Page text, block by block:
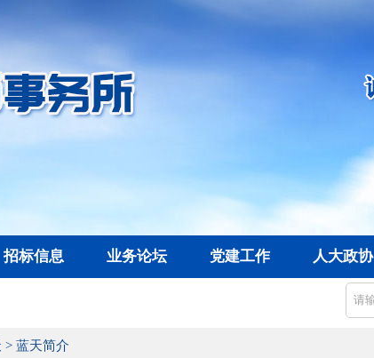
招标信息 业务论坛 党建工作 人大政协
> 蓝天简介